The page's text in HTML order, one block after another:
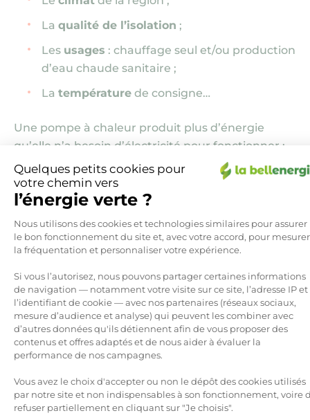
Quelques petits cookies pour
votre chemin vers
l’énergie verte ?
Plateforme de Gestion du
Nous utilisons des cookies et technologies similaires pour assurer
le bon fonctionnement du site et, avec votre accord, pour mesurer
la fréquentation et personnaliser votre expérience.
Si vous l’autorisez, nous pouvons partager certaines informations
de navigation — notamment votre visite sur ce site, l’adresse IP et
l’identifiant de cookie — avec nos partenaires (réseaux sociaux,
mesure d’audience et analyse) qui peuvent les combiner avec
d’autres données qu'ils détiennent afin de vous proposer des
contenus et offres adaptés et de nous aider à évaluer la
performance de nos campagnes.
Vous avez le choix d'accepter ou non le dépôt des cookies utilisés
par notre site et non indispensables à son fonctionnement, voire
refuser partiellement en cliquant sur "Je choisis".
Axeptio consent
La qualité de l’isolation ;
Les usages : chauffage seul et/ou production
d’eau chaude sanitaire ;
La température de consigne…
Une pompe à chaleur produit plus d’énergie
qu’elle n’a besoin d’électricité pour fonctionner :
avec un COP de 4, elle consomme 1 kWh
d’électricité pour restituer 4 kWh de chaleur, par
exemple.
Comment optimiser sa
consommation électrique avec une
pompe à chaleur ?
Pour limiter sa consommation électrique avec
une pompe à chaleur, il est recommandé de :
Renforcer l’isolationde la maison avant son
Choisir une PAC avec undimensionnement
adapté ;